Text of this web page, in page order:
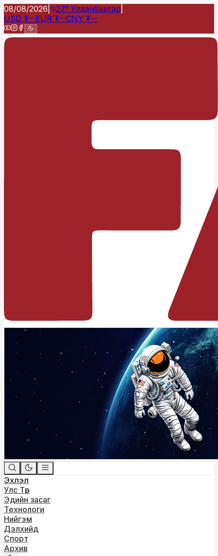
08/08/2026 27° Улаанбаатар
USD ₮--EUR ₮--CNY ₮--
Эхлэл
Улс Төр
Эдийн засаг
Технологи
Нийгэм
Дэлхийд
Спорт
Архив